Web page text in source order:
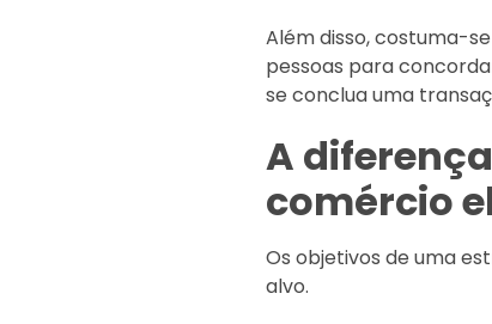
Além disso, costuma-
pessoas para
se conclua uma
A
comércio
Os objetivos de uma
alvo.